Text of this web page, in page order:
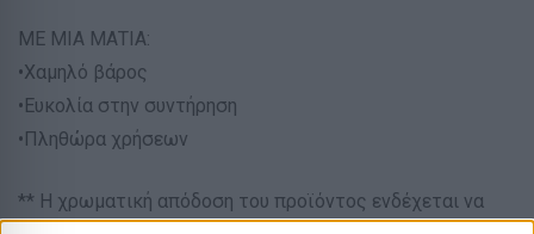
ΜΕ ΜΙΑ ΜΑΤΙΑ:
•Χαμηλό βάρος
•Ευκολία στην συντήρηση
•Πληθώρα χρήσεων
** Η χρωματική απόδοση του προϊόντος ενδέχεται να